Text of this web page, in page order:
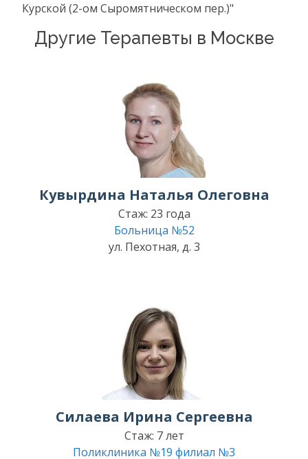
Курской (2-ом Сыромятническом пер.)"
Другие Терапевты в Москве
Кувырдина Наталья Олеговна
Стаж: 23 года
Больница №52
ул. Пехотная, д. 3
Силаева Ирина Сергеевна
Стаж: 7 лет
Поликлиника №19 филиал №3